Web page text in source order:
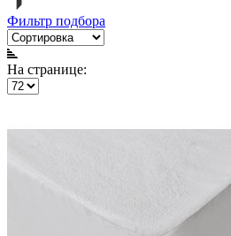
Фильтр подбора
На странице: